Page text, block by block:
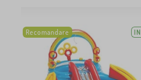
Recomandare